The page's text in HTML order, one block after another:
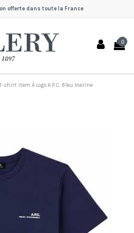
offerte dans toute la France
0
T-shirt Item À Logo A.P.C. Bleu Marine